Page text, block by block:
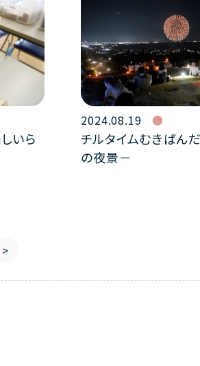
いら
2024.08.19
チルタイムむきばん
の夜景－
>